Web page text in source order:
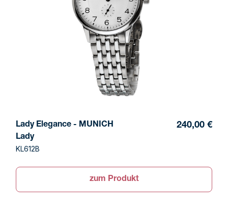
Lady Elegance - MUNICH
Lady
KL612B
240,00 €
zum Produkt